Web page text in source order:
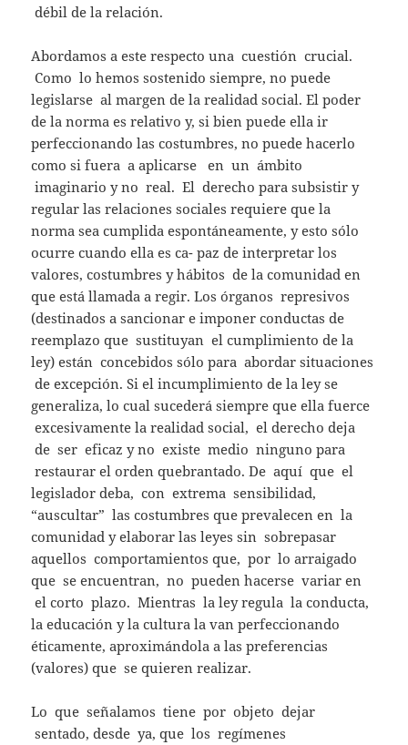
débil de la relación.
Abordamos a este respecto una cuestión crucial.
Como lo hemos sostenido siempre, no puede
legislarse al margen de la realidad social. El poder
de la norma es relativo y, si bien puede ella ir
perfeccionando las costumbres, no puede hacerlo
como si fuera a aplicarse en un ámbito
imaginario y no real. El derecho para subsistir y
regular las relaciones sociales requiere que la
norma sea cumplida espontáneamente, y esto sólo
ocurre cuando ella es ca- paz de interpretar los
valores, costumbres y hábitos de la comunidad en
que está llamada a regir. Los órganos represivos
(destinados a sancionar e imponer conductas de
reemplazo que sustituyan el cumplimiento de la
ley) están concebidos sólo para abordar situaciones
de excepción. Si el incumplimiento de la ley se
generaliza, lo cual sucederá siempre que ella fuerce
excesivamente la realidad social, el derecho deja
de ser eficaz y no existe medio ninguno para
restaurar el orden quebrantado. De aquí que el
legislador deba, con extrema sensibilidad,
“auscultar” las costumbres que prevalecen en la
comunidad y elaborar las leyes sin sobrepasar
aquellos comportamientos que, por lo arraigado
que se encuentran, no pueden hacerse variar en
el corto plazo. Mientras la ley regula la conducta,
la educación y la cultura la van perfeccionando
éticamente, aproximándola a las preferencias
(valores) que se quieren realizar.
Lo que señalamos tiene por objeto dejar
sentado, desde ya, que los regímenes